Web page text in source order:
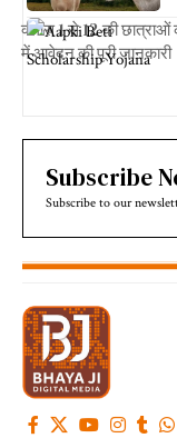
क्लास 1 से 12 की छात्राओं
में आवेदन की पूरी जानकारी
Subscribe
Subscribe to our